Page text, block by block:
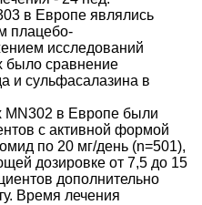
в Европе являлись
плацебо-
исследований
было сравнение
и сульфасалазина в
MN302 в Европе были
с активной формой
по 20 мг/день (n=501),
дозировке от 7,5 до 15
дополнительно
Время лечения